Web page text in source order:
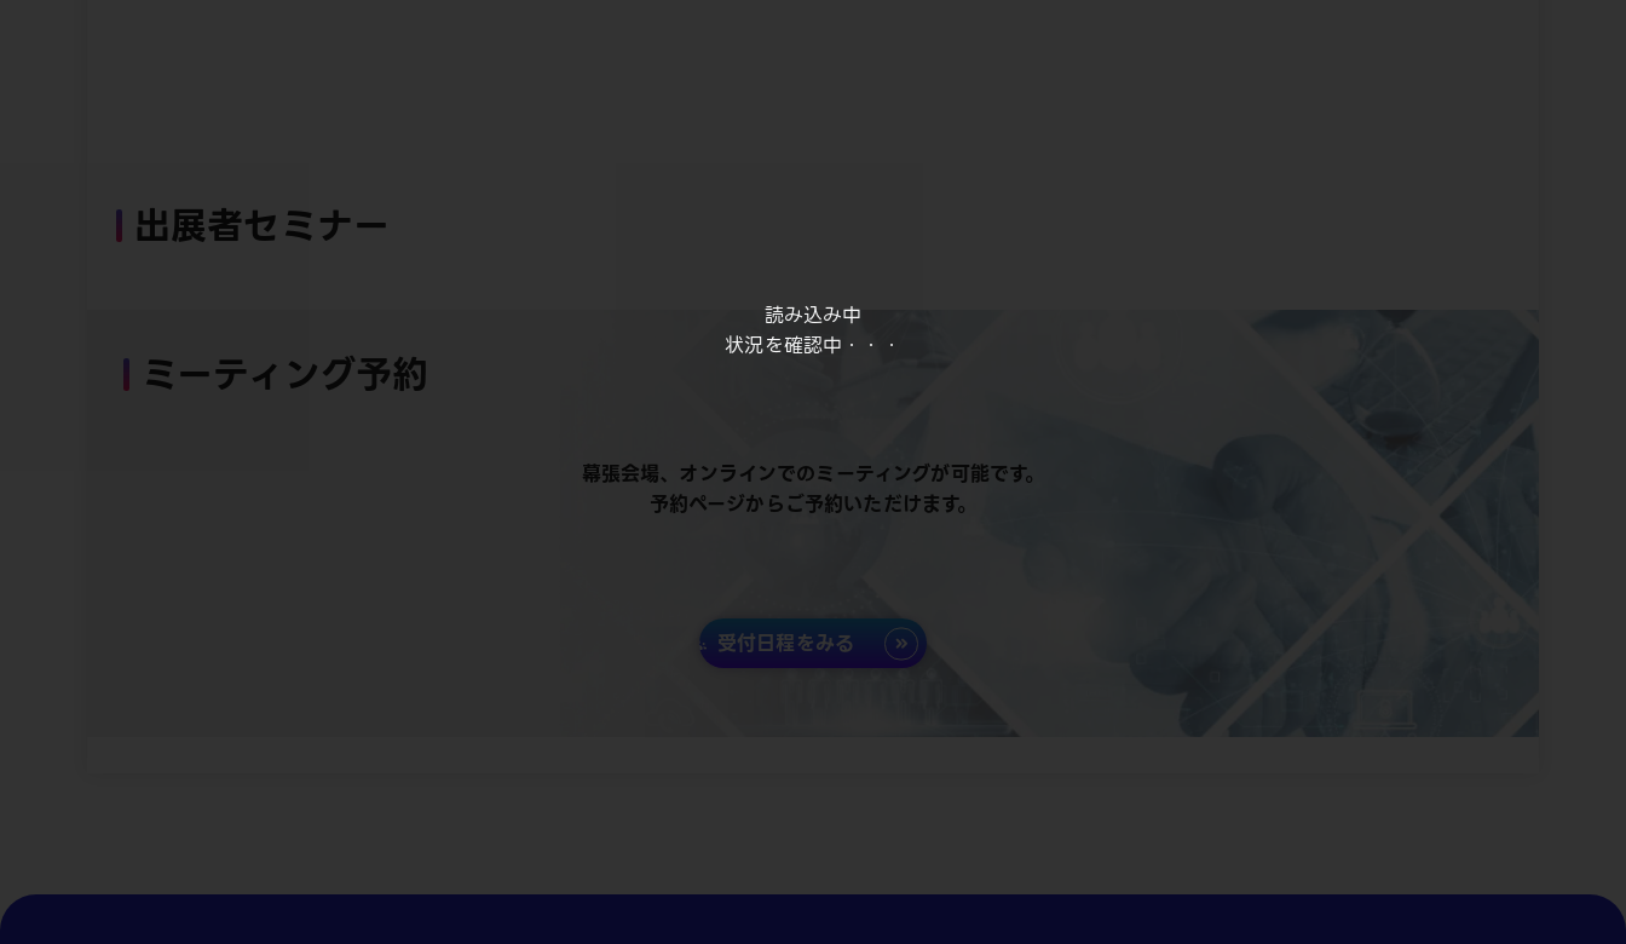
読み込み中
状況を確認中・・・
出展者セミナー
ミーティング予約
幕張会場、オンラインでのミーティングが可能です。
予約ページからご予約いただけます。
受付日程をみる